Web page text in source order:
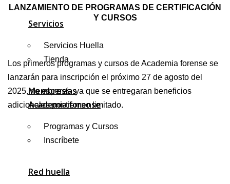
Servicios
Servicios Huella
Tienda
Membresías
Academia forense
Programas y Cursos
Inscríbete
Red huella
LANZAMIENTO DE PROGRAMAS DE CERTIFICACIÓN
Y CURSOS
Los primeros programas y cursos de Academia forense se
lanzarán para inscripción el próximo 27 de agosto del
2025, no esperes ya que se entregaran beneficios
adicionales por tiempo limitado.